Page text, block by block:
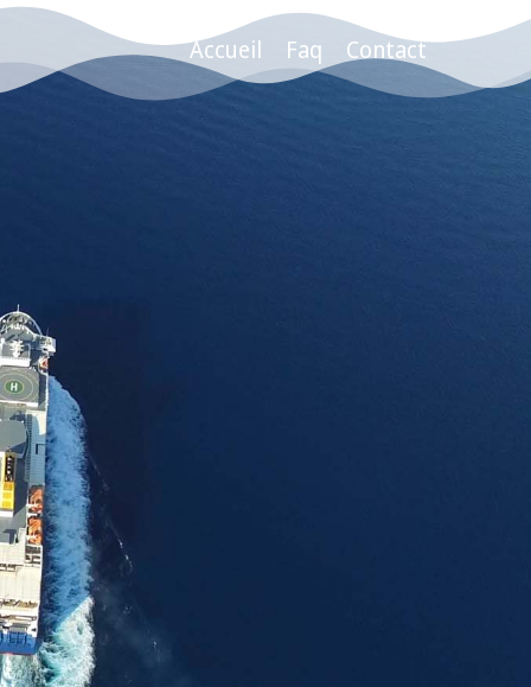
Accueil Faq Contact